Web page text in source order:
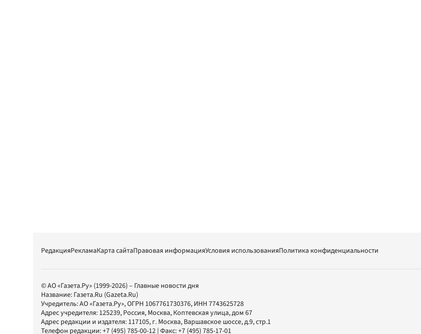
РедакцияРекламаКарта сайтаПравовая информацияУсловия использованияПолитика конфиденциальности
© АО «Газета.Ру» (1999-2026) – Главные новости дня
Название: Газета.Ru (Gazeta.Ru)
Учредитель:АО «Газета.Ру», ОГРН 1067761730376, ИНН 7743625728
Адрес учредителя: 125239, Россия, Москва, Коптевская улица, дом 67
Адрес редакции и издателя: 117105, г. Москва, Варшавское шоссе, д.9, стр.1
Телефон редакции:+7 (495) 785-00-12 | Факс:+7 (495) 785-17-01